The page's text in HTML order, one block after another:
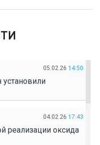
05.02.26 14:50
установили
04.02.26 17:43
реализации оксида